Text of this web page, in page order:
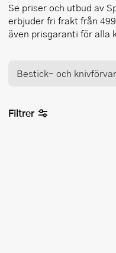
Se priser och utbud av
erbjuder fri frakt från
även prisgaranti för alla
Bestick- och
Filtrer